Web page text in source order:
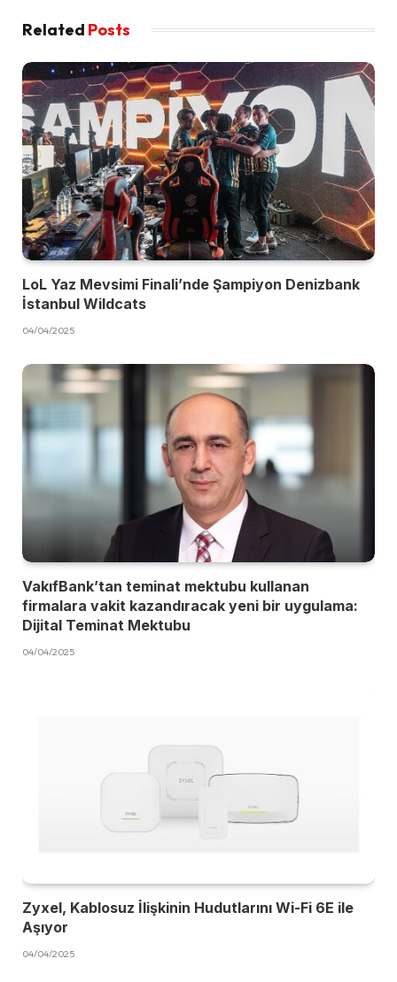
Related Posts
LoL Yaz Mevsimi Finali’nde Şampiyon Denizbank
İstanbul Wildcats
04/04/2025
VakıfBank’tan teminat mektubu kullanan
firmalara vakit kazandıracak yeni bir uygulama:
Dijital Teminat Mektubu
04/04/2025
Zyxel, Kablosuz İlişkinin Hudutlarını Wi-Fi 6E ile
Aşıyor
04/04/2025